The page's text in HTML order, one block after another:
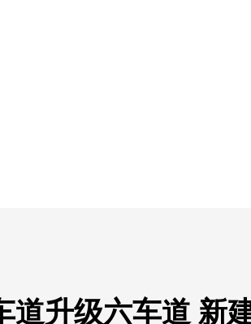
道升级六车道 新